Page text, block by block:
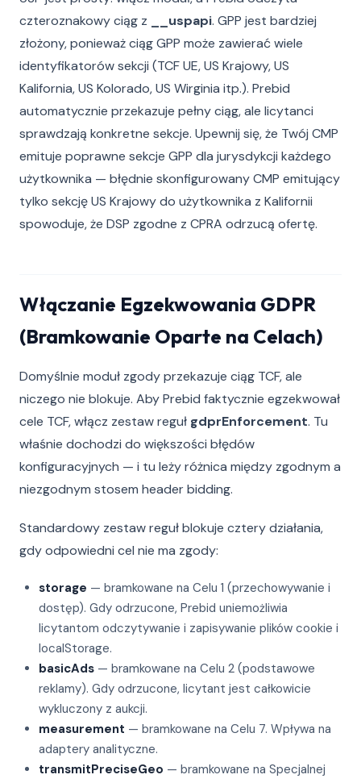
czteroznakowy ciąg z
__uspapi. GPP jest bardziej
złożony, ponieważ ciąg GPP może zawierać wiele
identyfikatorów sekcji (TCF UE, US Krajowy, US
Kalifornia, US Kolorado, US Wirginia itp.). Prebid
automatycznie przekazuje pełny ciąg, ale licytanci
sprawdzają konkretne sekcje. Upewnij się, że Twój CMP
emituje poprawne sekcje GPP dla jurysdykcji każdego
użytkownika — błędnie skonfigurowany CMP emitujący
tylko sekcję US Krajowy do użytkownika z Kalifornii
spowoduje, że DSP zgodne z CPRA odrzucą ofertę.
Włączanie Egzekwowania GDPR
(Bramkowanie Oparte na Celach)
Domyślnie moduł zgody przekazuje ciąg TCF, ale
niczego nie blokuje. Aby Prebid faktycznie egzekwował
cele TCF, włącz zestaw reguł gdprEnforcement. Tu
właśnie dochodzi do większości błędów
konfiguracyjnych — i tu leży różnica między zgodnym a
niezgodnym stosem header bidding.
Standardowy zestaw reguł blokuje cztery działania,
gdy odpowiedni cel nie ma zgody:
storage — bramkowane na Celu 1 (przechowywanie i
dostęp). Gdy odrzucone, Prebid uniemożliwia
licytantom odczytywanie i zapisywanie plików cookie i
localStorage.
basicAds — bramkowane na Celu 2 (podstawowe
reklamy). Gdy odrzucone, licytant jest całkowicie
wykluczony z aukcji.
measurement — bramkowane na Celu 7. Wpływa na
adaptery analityczne.
transmitPreciseGeo — bramkowane na Specjalnej